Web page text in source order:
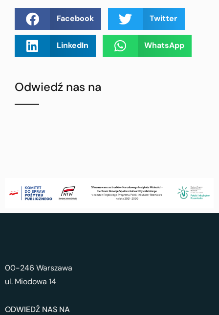
Facebook Twitter
LinkedIn WhatsApp
Odwiedź nas na
00-246 Warszawa
ul. Miodowa 14
ODWIEDŹ NAS NA